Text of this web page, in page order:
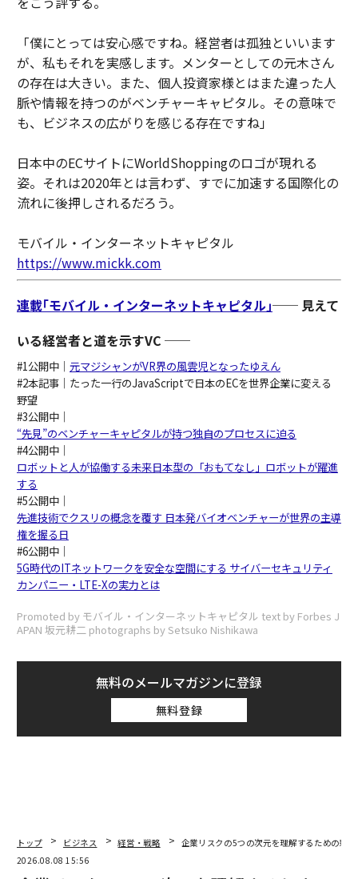
「僕にとっては安心感ですね。経営者は孤独といいます
が、私もそれを実感します。メンターとしての元木さん
の存在は大きい。また、個人投資家様とはまた違った人
脈や情報を持つのがベンチャーキャピタル。その意味で
も、ビジネスの広がりを感じる存在ですね」
日本中のECサイトにWorldShoppingのロゴが現れる
姿。それは2020年とは言わず、すでに加速する国際化の
流れに後押しされるだろう。
モバイル・インターネットキャピタル
https://www.mickk.com
連載｢モバイル・インターネットキャピタル｣── 見えて
いる経営者と道を示すVC ──
#1公開中｜ 元マジシャンがVR界の風雲児となったゆえん
#2本記事｜たった一行のJavaScriptで日本のECを世界企業に変える
野望
#3公開中｜
“先見”のベンチャーキャピタルが持つ独自のプロセスに迫る
#4公開中｜
ロボットと人が協働する未来日本型の「おもてなし」ロボットが躍進
する
#5公開中｜
先進技術でクスリの概念を覆す 日本発バイオベンチャーが世界の主導
権を握る日
#6公開中｜
5G時代のITネットワークを安全な空間にする サイバーセキュリティ
カンパニー・LTE-Xの実力とは
Promoted by モバイル・インターネットキャピタル text by Forbes J
APAN 坂元耕二 photographs by Setsuko Nishikawa
無料のメールマガジンに登録
無料登録
トップ ビジネス 経営・戦略
企業リスクの5つの次元を理解するための新
2026.08.08 15:56